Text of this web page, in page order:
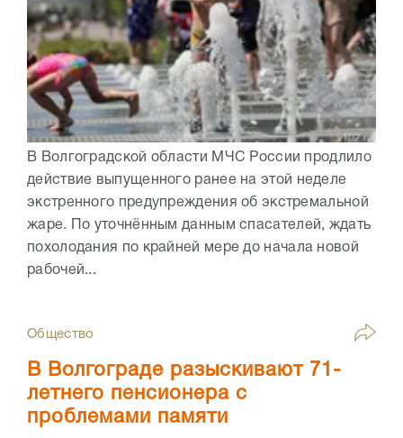
В Волгоградской области МЧС России продлило
действие выпущенного ранее на этой неделе
экстренного предупреждения об экстремальной
жаре. По уточнённым данным спасателей, ждать
похолодания по крайней мере до начала новой
рабочей...
Общество
В Волгограде разыскивают 71-
летнего пенсионера с
проблемами памяти